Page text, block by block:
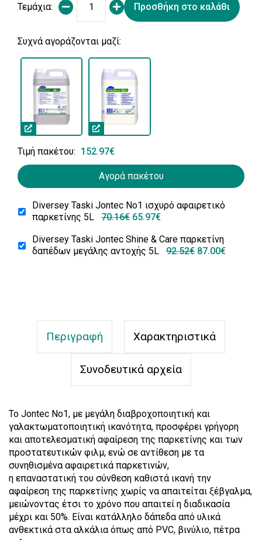
Τεμάχια: Προσθήκη στο καλάθι
Συχνά αγοράζονται μαζί:
Diversey Taski Jontec No1 ισχυρό αφαιρετικό
παρκετίνης 5L
70.16€ 65.97€
Diversey Taski Jontec Shine & Care παρκετίνη
δαπέδων μεγάλης αντοχής 5L
92.52€ 87.00€
Τιμή πακέτου: 152.97€
Αγορά πακέτου
Περιγραφή Χαρακτηριστικά
Συνοδευτικά αρχεία
Το Jontec No1, με μεγάλη διαβροχοποιητική και
γαλακτωματοποιητική ικανότητα, προσφέρει γρήγορη
και αποτελεσµατική αφαίρεση της παρκετίνης και των
προστατευτικών φιλµ, ενώ σε αντίθεση µε τα
συνηθισµένα αφαιρετικά παρκετινών,
η επαναστατική του σύνθεση καθιστά ικανή την
αφαίρεση της παρκετίνης χωρίς να απαιτείται ξέβγαλµα,
µειώνοντας έτσι το χρόνο που απαιτεί η διαδικασία
µέχρι και 50%. Είναι κατάλληλο δάπεδα από υλικά
ανθεκτικά στα αλκάλια όπως από PVC, βινύλιο, πέτρα